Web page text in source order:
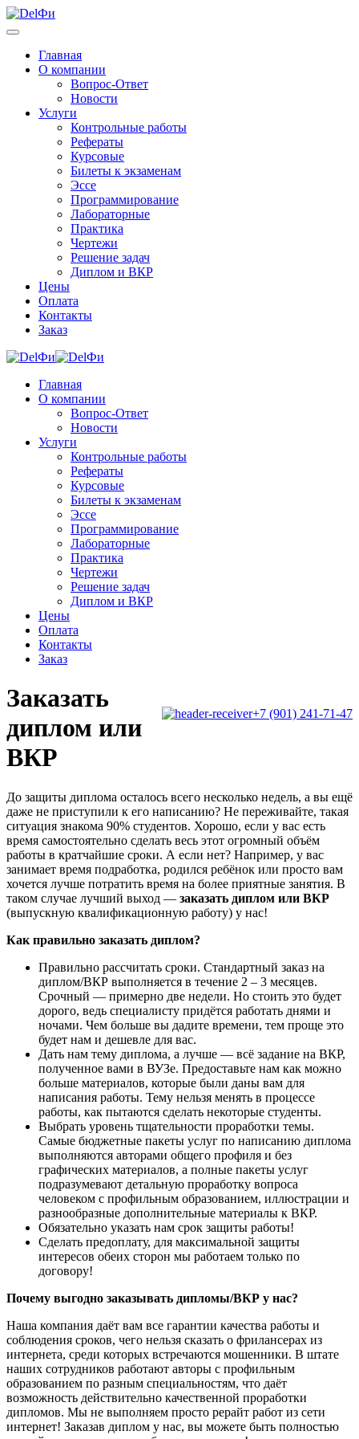
Главная
О компании
Вопрос-Ответ
Новости
Услуги
Контрольные работы
Рефераты
Курсовые
Билеты к экзаменам
Эссе
Программирование
Лабораторные
Практика
Чертежи
Решение задач
Диплом и ВКР
Цены
Оплата
Контакты
Заказ
Главная
О компании
Вопрос-Ответ
Новости
Услуги
Контрольные работы
Рефераты
Курсовые
Билеты к экзаменам
Эссе
Программирование
Лабораторные
Практика
Чертежи
Решение задач
Диплом и ВКР
Цены
Оплата
Контакты
Заказ
+7 (901) 241-71-47
Заказать
диплом или
ВКР
До защиты диплома осталось всего несколько недель, а вы ещё
даже не приступили к его написанию? Не переживайте, такая
ситуация знакома 90% студентов. Хорошо, если у вас есть
время самостоятельно сделать весь этот огромный объём
работы в кратчайшие сроки. А если нет? Например, у вас
занимает время подработка, родился ребёнок или просто вам
хочется лучше потратить время на более приятные занятия. В
таком случае лучший выход — заказать диплом или ВКР
(выпускную квалификационную работу) у нас!
Как правильно заказать диплом?
Правильно рассчитать сроки. Стандартный заказ на
диплом/ВКР выполняется в течение 2 – 3 месяцев.
Срочный — примерно две недели. Но стоить это будет
дорого, ведь специалисту придётся работать днями и
ночами. Чем больше вы дадите времени, тем проще это
будет нам и дешевле для вас.
Дать нам тему диплома, а лучше — всё задание на ВКР,
полученное вами в ВУЗе. Предоставьте нам как можно
больше материалов, которые были даны вам для
написания работы. Тему нельзя менять в процессе
работы, как пытаются сделать некоторые студенты.
Выбрать уровень тщательности проработки темы.
Самые бюджетные пакеты услуг по написанию диплома
выполняются авторами общего профиля и без
графических материалов, а полные пакеты услуг
подразумевают детальную проработку вопроса
человеком с профильным образованием, иллюстрации и
разнообразные дополнительные материалы к ВКР.
Обязательно указать нам срок защиты работы!
Сделать предоплату, для максимальной защиты
интересов обеих сторон мы работаем только по
договору!
Почему выгодно заказывать дипломы/ВКР у нас?
Наша компания даёт вам все гарантии качества работы и
соблюдения сроков, чего нельзя сказать о фрилансерах из
интернета, среди которых встречаются мошенники. В штате
наших сотрудников работают авторы с профильным
образованием по разным специальностям, что даёт
возможность действительно качественной проработки
дипломов. Мы не выполняем просто рерайт работ из сети
интернет! Заказав диплом у нас, вы можете быть полностью